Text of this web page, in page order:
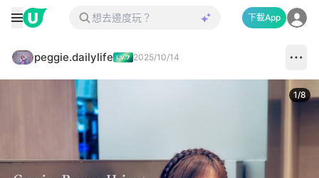
下載App
peggie.dailylife 2025/10/14
1/8